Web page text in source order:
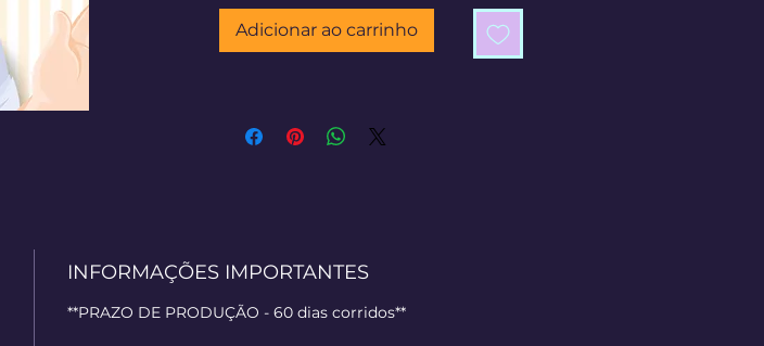
Adicionar ao carrinho
INFORMAÇÕES IMPORTANTES
**PRAZO DE PRODUÇÃO - 60 dias corridos**